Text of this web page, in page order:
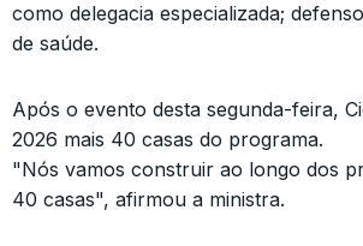
como delegacia especializada;
de saúde.
Após o evento desta segunda-feira,
2026 mais 40 casas do programa.
"Nós vamos construir ao longo dos
40 casas", afirmou a ministra.